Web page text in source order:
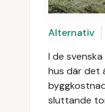
Alternativ
I de
hus där det
sluttande